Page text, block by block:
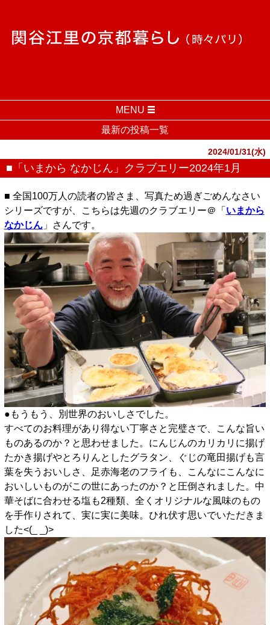
MENU
最新の投稿一覧
2024/01/31(水)
■「いまから なかじん」クラブエリー2024年1月
■ 全国100万人の読者の皆さま、写真ため過ぎごめんなさい
シリーズですが、こちらは先週のクラブエリー＠「 いまから
なかじん」さんです。
●もうもう、別世界のおいしさでした。
すべてのお料理があり得ない丁寧さと完璧さで、こんな旨い
ものあるのか？と思わせました。にんじんのカリカリに揚げ
たかき揚げやとろりんとしたグラタン、ぐじの竜田揚げも言
葉を失うおいしさ、足赤海老のフライも、こんなにこんなに
おいしいものがこの世にあったのか？と圧倒されました。中
華そばに合わせる塩も2種類、全くオリジナルな風味のもの
を手作りされて、実に実に美味。ひれ伏す思いでいただきま
した<(_ _)>